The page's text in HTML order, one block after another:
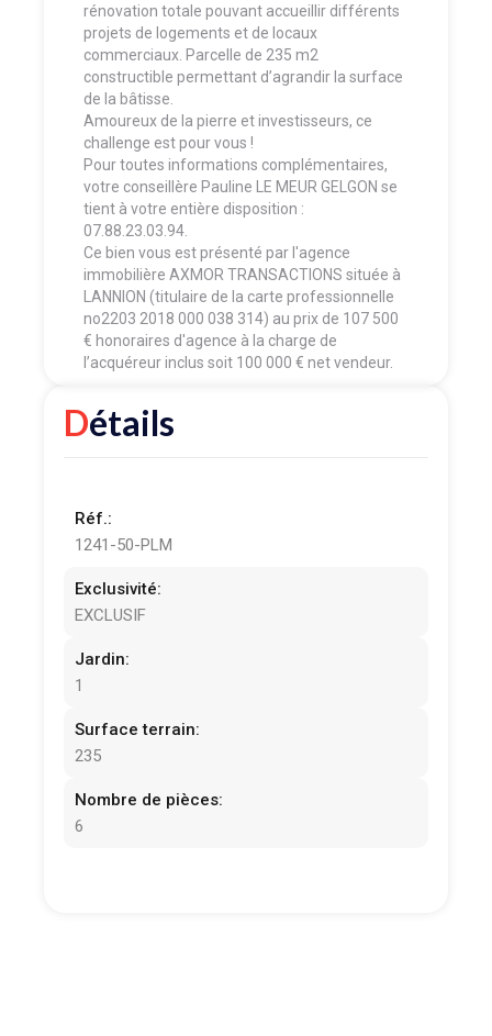
rénovation totale pouvant accueillir différents
projets de logements et de locaux
commerciaux. Parcelle de 235 m2
constructible permettant d’agrandir la surface
de la bâtisse.
Amoureux de la pierre et investisseurs, ce
challenge est pour vous !
Pour toutes informations complémentaires,
votre conseillère Pauline LE MEUR GELGON se
tient à votre entière disposition :
07.88.23.03.94.
Ce bien vous est présenté par l'agence
immobilière AXMOR TRANSACTIONS située à
LANNION (titulaire de la carte professionnelle
no2203 2018 000 038 314) au prix de 107 500
€ honoraires d'agence à la charge de
l’acquéreur inclus soit 100 000 € net vendeur.
Détails
Réf.:
1241-50-PLM
Exclusivité:
EXCLUSIF
Jardin:
1
Surface terrain:
235
Nombre de pièces:
6